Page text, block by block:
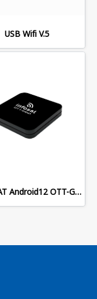
USB Wifi V.5
INFOSAT Android12 OTT-G168